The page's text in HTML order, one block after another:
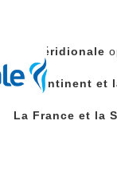
La méridionale
Le continent et
La France et la